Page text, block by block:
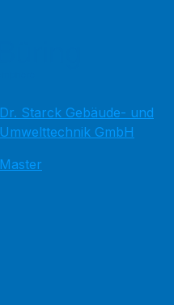
Dr. Starck Gebäude- und
Umwelttechnik GmbH
Master